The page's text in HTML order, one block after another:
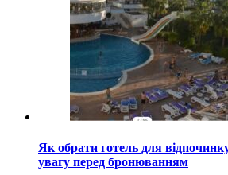
Як обрати готель для
увагу перед бронюванням